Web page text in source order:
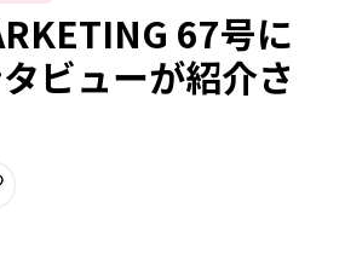
67号に
ビューが紹介さ